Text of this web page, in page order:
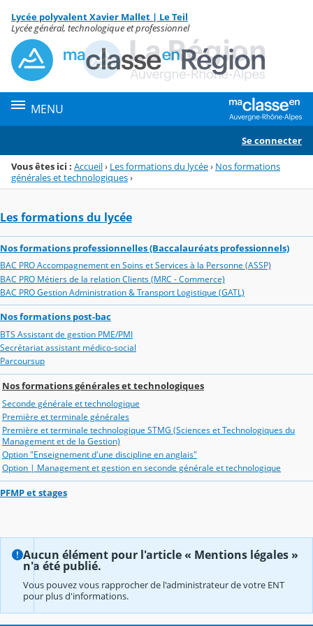
Menu de la rubrique
Contenu
Lycée polyvalent Xavier Mallet | Le Teil
Lycée général, technologique et professionnel
MENU
Se connecter
Vous êtes ici : Accueil› Les formations du lycée› Nos formations
générales et technologiques›
Les formations du lycée
Nos formations professionnelles (Baccalauréats professionnels)
BAC PRO Accompagnement en Soins et Services à la Personne (ASSP)
BAC PRO Métiers de la relation Clients (MRC - Commerce)
BAC PRO Gestion Administration & Transport Logistique (GATL)
Nos formations post-bac
BTS Assistant de gestion PME/PMI
Secrétariat assistant médico-social
Parcoursup
Nos formations générales et technologiques
Seconde générale et technologique
Première et terminale générales
Première et terminale technologique STMG (Sciences et Technologiques du
Management et de la Gestion)
Option "Enseignement d'une discipline en anglais"
Option | Management et gestion en seconde générale et technologique
PFMP et stages
Aucun élément pour l'article « Mentions légales »
n'a été publié.
Vous pouvez vous rapprocher de l'administrateur de votre ENT
pour plus d'informations.